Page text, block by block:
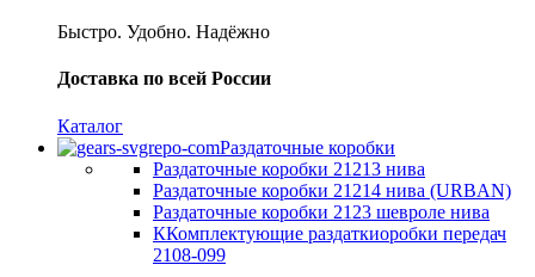
Быстро. Удобно. Надёжно
Доставка по всей России
Каталог
Раздаточные коробки
Раздаточные коробки 21213 нива
Раздаточные коробки 21214 нива (URBAN)
Раздаточные коробки 2123 шевроле нива
ККомплектующие раздаткиоробки передач
2108-099